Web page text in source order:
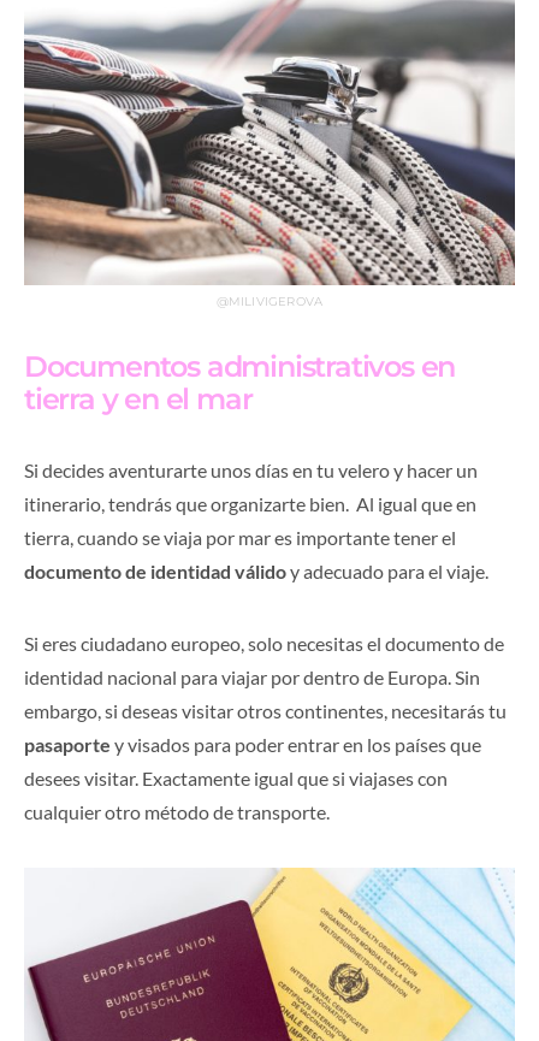
@MILIVIGEROVA
Documentos administrativos en
tierra y en el mar
Si decides aventurarte unos días en tu velero y hacer un
itinerario, tendrás que organizarte bien. Al igual que en
tierra, cuando se viaja por mar es importante tener el
documento de identidad válidoy adecuado para el viaje.
Si eres ciudadano europeo, solo necesitas el documento de
identidad nacional para viajar por dentro de Europa. Sin
embargo, si deseas visitar otros continentes, necesitarás tu
pasaporte y visados para poder entrar en los países que
desees visitar. Exactamente igual que si viajases con
cualquier otro método de transporte.